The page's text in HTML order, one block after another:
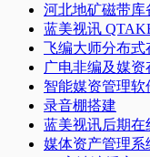
河北地矿磁带库
蓝美视讯
飞编大师分布式
广电非编及媒
智能媒资管理软
录音棚搭建
蓝美视讯后期在
媒体资产管理系